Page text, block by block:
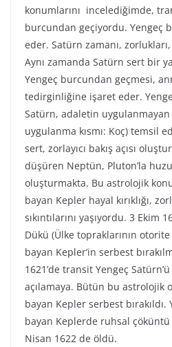
konumlarını incelediğimde,
burcundan geçiyordu. Yengeç
eder. Satürn zamanı, zorlukları,
Aynı zamanda Satürn sert bir
Yengeç burcundan geçmesi,
tedirginliğine işaret eder.
Satürn, adaletin uygulanmayan
uygulanma kısmı: Koç) temsil
sert, zorlayıcı bakış açısı
düşüren Neptün, Pluton’la
oluşturmakta. Bu astrolojik
bayan Kepler hayal kırıklığı,
sıkıntılarını yaşıyordu. 3 Ekim
Dükü (Ülke topraklarının
bayan Kepler’in serbest
1621’de transit Yengeç
açılamaya. Bütün bu astrolojik
bayan Kepler serbest bırakıldı.
bayan Keplerde ruhsal çöküntü
Nisan 1622 de öldü.